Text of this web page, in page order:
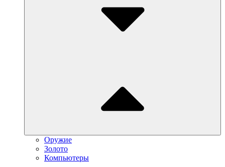
Оружие
Золото
Компьютеры